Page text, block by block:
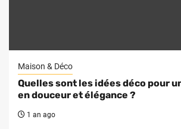
Maison & Déco
Quelles sont les idées déco pour
en douceur et élégance ?
1 an ago